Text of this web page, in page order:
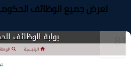
لعرض جميع الوظائف الحكومية